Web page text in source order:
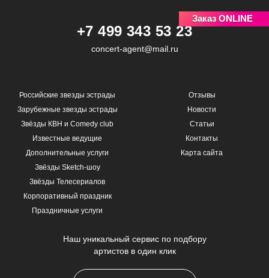
Заказ ONLINE
+7 499 343 53 23
concert-agent@mail.ru
Российские звезды эстрады
Зарубежные звезды эстрады
Звёзды КВН и Comedy club
Известные ведущие
Дополнительные услуги
Звёзды Sketch-шоу
Звёзды Телесериалов
Корпоративный праздник
Праздничные услуги
Отзывы
Новости
Статьи
Контакты
Карта сайта
Наш уникальный сервис по подбору
артистов в один клик